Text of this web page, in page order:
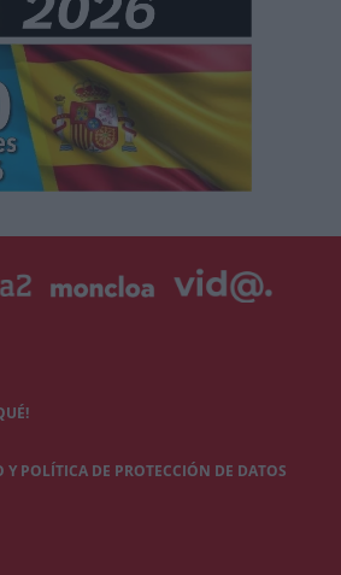
POLÍTICA DE PROTECCIÓN DE DATOS